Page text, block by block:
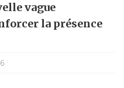
vague
la présence